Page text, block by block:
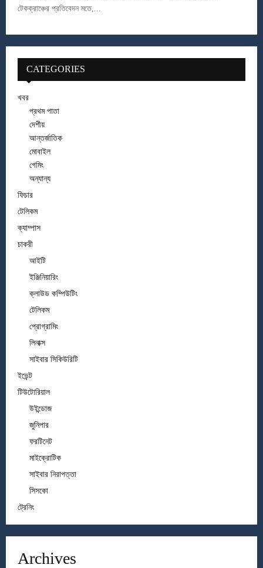
টেকক্রাঞ্চের প্রতিবেদন মতে,...
CATEGORIES
খবর
প্রথম পাতা
দেশীয়
আন্তর্জাতিক
মোবাইল
গেমিং
অন্যান্য
ফিচার
টেলিকম
ক্যাম্পাস
চাকরী
আইটি
ইঞ্জিনিয়ারিং
ক্লাউড কম্পিউটিং
টেলিকম
প্রোগ্রামিং
লিনাক্স
সাইবার সিকিউরিটি
ইভেন্ট
টিউটোরিয়াল
উইন্ডোজ
জুনিপার
ফরটিনেট
মাইক্রোটিক
সাইবার নিরাপত্তা
সিসকো
ট্রেনিং
Archives